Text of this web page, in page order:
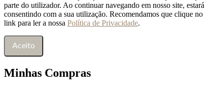
parte do utilizador. Ao continuar navegando em nosso site, estará
consentindo com a sua utilização. Recomendamos que clique no
link para ler a nossa Política de Privacidade.
Aceito
Minhas Compras